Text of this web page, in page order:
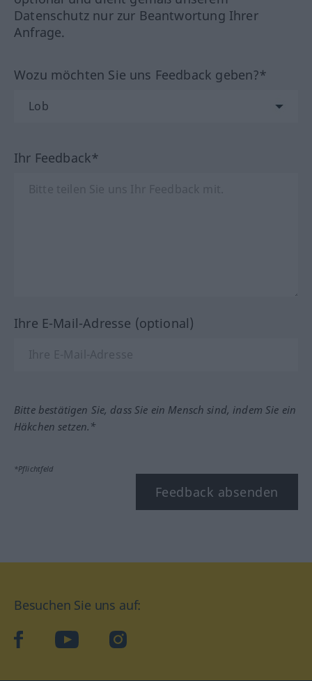
Datenschutz nur zur Beantwortung Ihrer
Anfrage.
Wozu möchten Sie uns Feedback geben?*
Ihr Feedback*
Ihre E-Mail-Adresse (optional)
Bitte bestätigen Sie, dass Sie ein Mensch sind, indem Sie ein
Häkchen setzen.*
*Pflichtfeld
Feedback absenden
Besuchen Sie uns auf:
facebookYouTube Instagram